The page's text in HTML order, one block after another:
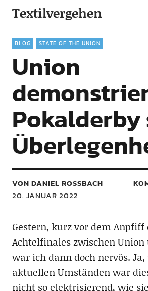
Textilvergehen
BLOG STATE OF THE UNION
Union
Pokalderby
VON DANIEL ROSSBACH
20. JANUAR 2022
Gestern, kurz vor dem Anpfiff
Achtelfinales zwischen Union
war ich dann doch nervös.
aktuellen Umständen war
nicht so elektrisierend, wie